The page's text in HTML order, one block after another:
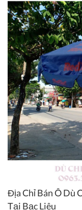
Địa Chỉ Bán Ô Dù
Tại Bạc Liêu